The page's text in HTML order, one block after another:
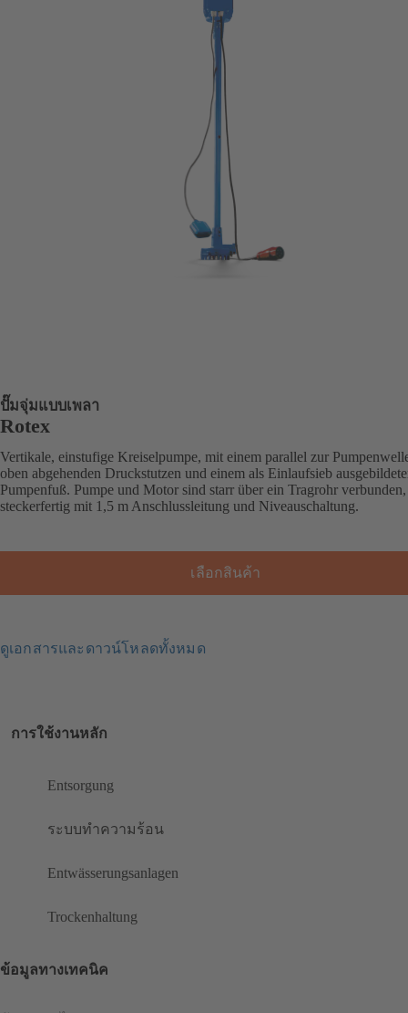
ปั๊มจุ่มแบบเพลา
Rotex
Vertikale, einstufige Kreiselpumpe, mit einem parallel zur
oben abgehenden Druckstutzen und einem als Einlaufsieb
Pumpenfuß. Pumpe und Motor sind starr über ein Tragrohr verbunden,
steckerfertig mit 1,5 m Anschlussleitung und Niveauschaltung.
เลือกสินค้า
ดูเอกสารและดาวน์โหลดทั้งหมด
การใช้งานหลัก
Entsorgung
ระบบทำความร้อน
Entwässerungsanlagen
Trockenhaltung
ข้อมูลทางเทคนิค